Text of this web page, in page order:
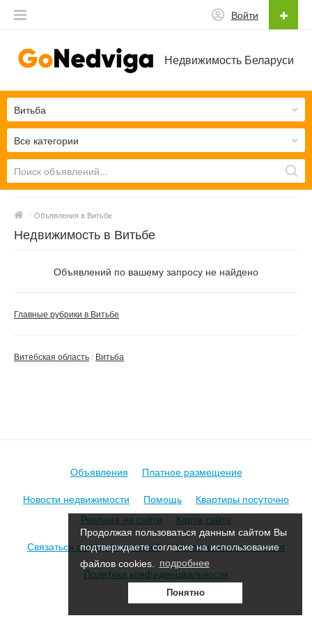
Продолжая пользоваться данным сайтом Вы
подтверждаете согласие на использование
файлов cookies.
подробнее
Понятно
Недвижимость Беларуси
Войти
Все категории
Витьба
/ Объявления в Витьбе
Недвижимость в Витьбе
Объявлений по вашему запросу не найдено
Главные рубрики в Витьбе
Витебская область Витьба
Объявления
Платное размещение
Новости недвижимости
Помощь
Квартиры посуточно
Реклама на сайте
Карта сайта
Связаться с администрацией
Условия использования
Политика конфиденциальности